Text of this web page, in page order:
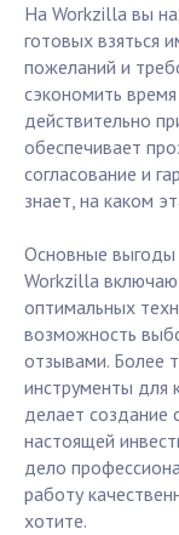
На Workzilla вы
готовых взяться
пожеланий и
сэкономить
действительно
обеспечивает
согласование и
знает, на каком
Основные выгоды
Workzilla
оптимальных
возможность
отзывами. Более
инструменты для
делает создание
настоящей
дело
работу
хотите.